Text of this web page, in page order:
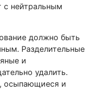
с нейтральным
должно быть
Разделительные
и
удалить.
осыпающиеся и